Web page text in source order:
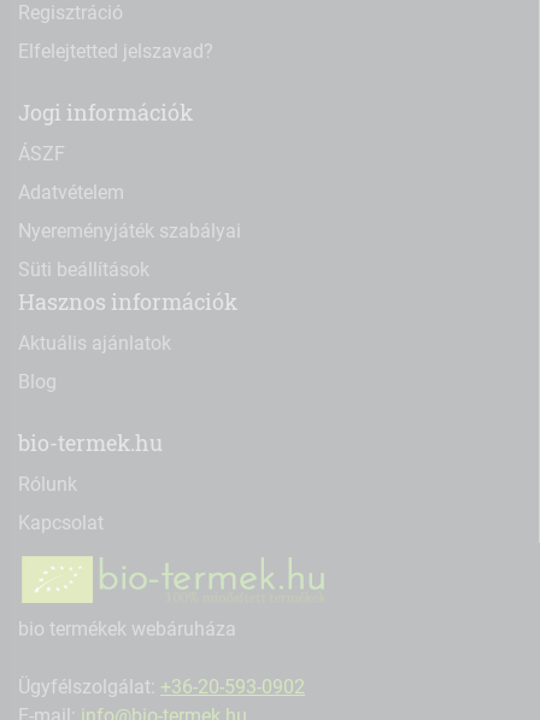
Regisztráció
Elfelejtetted jelszavad?
Jogi információk
ÁSZF
Adatvételem
Nyereményjáték szabályai
Süti beállítások
Hasznos információk
Aktuális ajánlatok
Blog
bio-termek.hu
Rólunk
Kapcsolat
bio termékek webáruháza
Ügyfélszolgálat: +36-20-593-0902